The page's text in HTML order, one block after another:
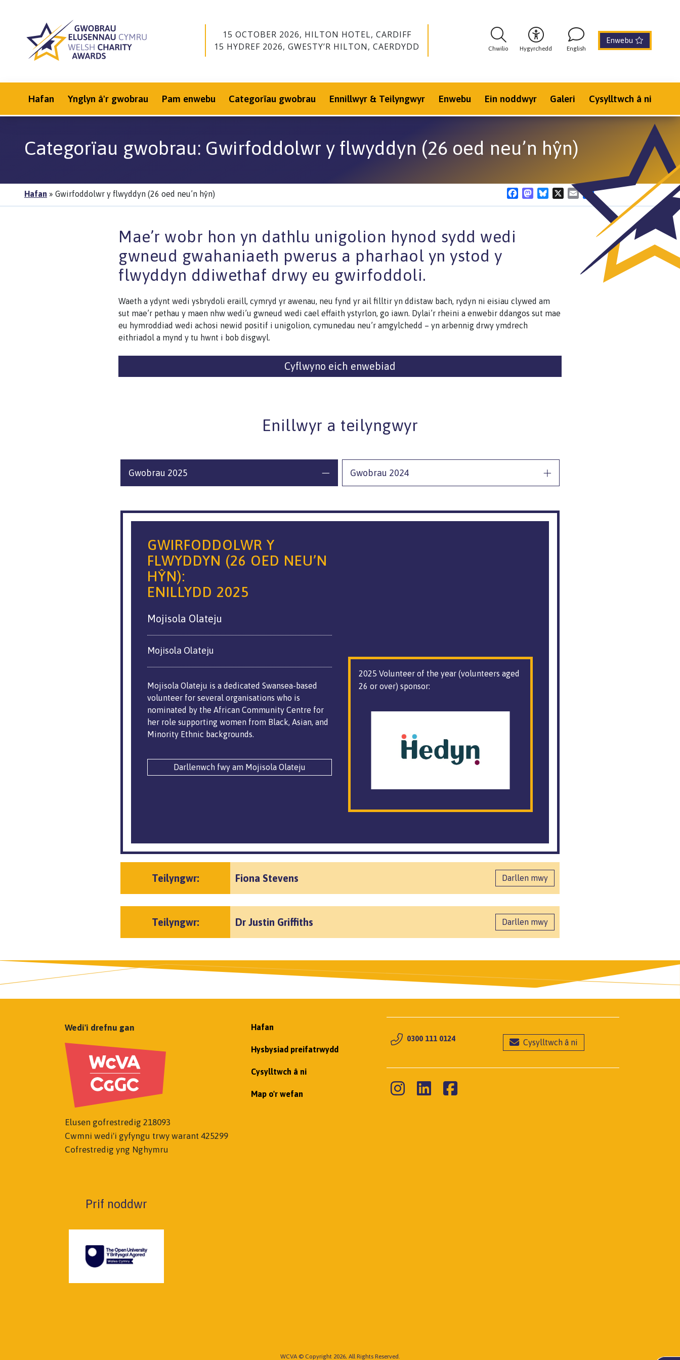
15 OCTOBER 2026, HILTON HOTEL, CARDIFF
15 HYDREF 2026, GWESTY’R HILTON, CAERDYDD
Chwilio Hygyrchedd English
Enwebu
Hafan Ynglyn â'r gwobrau Pam enwebu Categorïau gwobrau Ennillwyr & Teilyngwyr Enwebu Ein noddwyr Galeri Cysylltwch â ni
Categorïau gwobrau: Gwirfoddolwr y flwyddyn (26 oed neu’n hŷn)
Hafan » Gwirfoddolwr y flwyddyn (26 oed neu’n hŷn) FacebookMastodon
BlueskyEmailShare
Mae’r wobr hon yn dathlu unigolion hynod sydd wedi
gwneud gwahaniaeth pwerus a pharhaol yn ystod y
flwyddyn ddiwethaf drwy eu gwirfoddoli.
Waeth a ydynt wedi ysbrydoli eraill, cymryd yr awenau, neu fynd yr ail filltir yn ddistaw bach, rydyn ni eisiau clywed am
sut mae’r pethau y maen nhw wedi’u gwneud wedi cael effaith ystyrlon, go iawn. Dylai’r rheini a enwebir ddangos sut mae
eu hymroddiad wedi achosi newid positif i unigolion, cymunedau neu’r amgylchedd – yn arbennig drwy ymdrech
eithriadol a mynd y tu hwnt i bob disgwyl.
Cyflwyno eich enwebiad
Enillwyr a teilyngwyr
Gwobrau 2025 Gwobrau 2024
GWIRFODDOLWR Y
FLWYDDYN (26 OED NEU’N
HŶN):
ENILLYDD 2025
Mojisola Olateju
Mojisola Olateju
Mojisola Olateju is a dedicated Swansea-based
volunteer for several organisations who is
nominated by the African Community Centre for
her role supporting women from Black, Asian, and
Minority Ethnic backgrounds.
Darllenwch fwy am Mojisola Olateju
2025 Volunteer of the year (volunteers aged
26 or over) sponsor:
Teilyngwr: Fiona Stevens Darllen mwy
Teilyngwr: Dr Justin Griffiths Darllen mwy
Wedi'i drefnu gan
Elusen gofrestredig 218093
Cwmni wedi'i gyfyngu trwy warant 425299
Cofrestredig yng Nghymru
Hafan
Hysbysiad preifatrwydd
Cysylltwch â ni
Map o'r wefan
0300 111 0124 Cysylltwch â ni
Prif noddwr
WCVA © Copyright 2026, All Rights Reserved.